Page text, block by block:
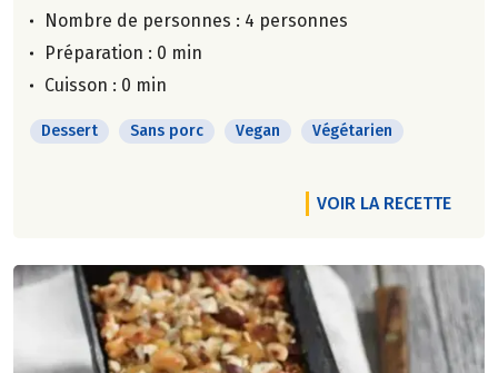
Nombre de personnes : 4 personnes
Préparation : 0 min
Cuisson : 0 min
Dessert Sans porc Vegan Végétarien
VOIR LA RECETTE